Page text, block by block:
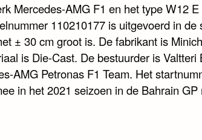
Mercedes-AMG F1 en het type W12 E
110210177 is uitgevoerd in de
± 30 cm groot is. De fabrikant is
is Die-Cast. De bestuurder is Valtteri
AMG Petronas F1 Team. Het
in het 2021 seizoen in de Bahrain GP